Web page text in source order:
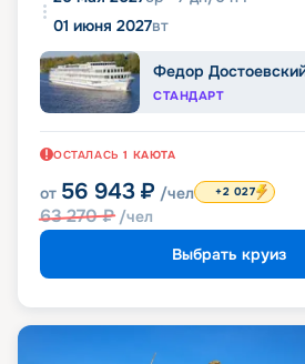
01 июня 2027вт
Федор
СТАНДАРТ
ОСТАЛАСЬ 1 КАЮТА
от 56 943 ₽ /чел
63 270₽ /чел
+2 027
Выбрать круиз